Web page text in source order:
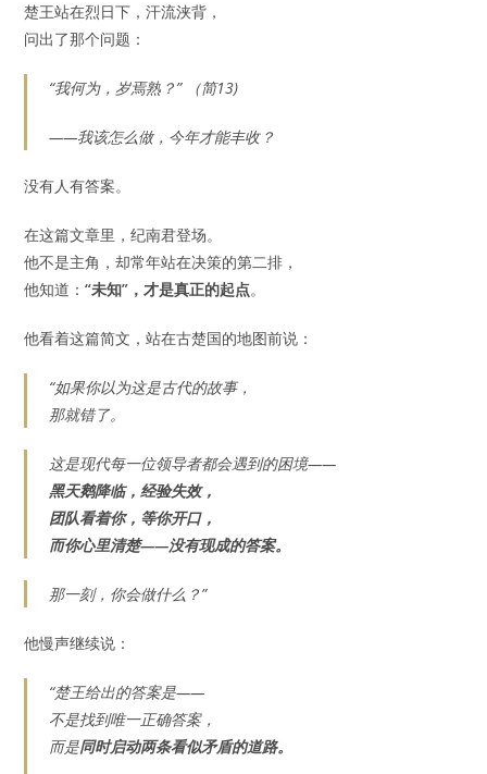
楚王站在烈日下，汗流浃背，
问出了那个问题：
“我何为，岁焉熟？” （简13)
——我该怎么做，今年才能丰收？
没有人有答案。
在这篇文章里，纪南君登场。
他不是主角，却常年站在决策的第二排，
他知道：“未知”，才是真正的起点。
他看着这篇简文，站在古楚国的地图前说：
“如果你以为这是古代的故事，
那就错了。
这是现代每一位领导者都会遇到的困境——
黑天鹅降临，经验失效，
团队看着你，等你开口，
而你心里清楚——没有现成的答案。
那一刻，你会做什么？”
他慢声继续说：
“楚王给出的答案是——
不是找到唯一正确答案，
而是同时启动两条看似矛盾的道路。